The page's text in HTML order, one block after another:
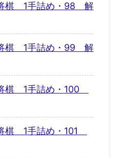
棋 1手詰め・98 解
棋 1手詰め・99 解
棋 1手詰め・100
棋 1手詰め・101